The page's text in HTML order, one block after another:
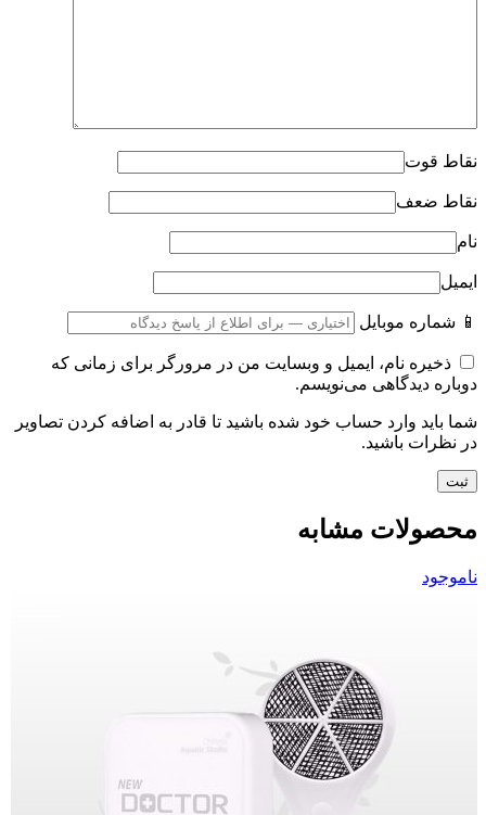
نقاط قوت
نقاط ضعف
نام
ایمیل
📱 شماره موبایل
ذخیره نام، ایمیل و وبسایت من در مرورگر برای زمانی که
دوباره دیدگاهی می‌نویسم.
شما باید وارد حساب خود شده باشید تا قادر به اضافه کردن تصاویر
در نظرات باشید.
محصولات مشابه
ناموجود